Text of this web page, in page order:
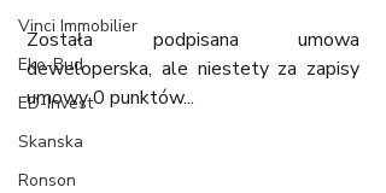
Vinci Immobilier
Eko-Bud
ED-Invest
Skanska
Ronson
Została podpisana umowa
deweloperska, ale niestety za zapisy
umowy 0 punktów...